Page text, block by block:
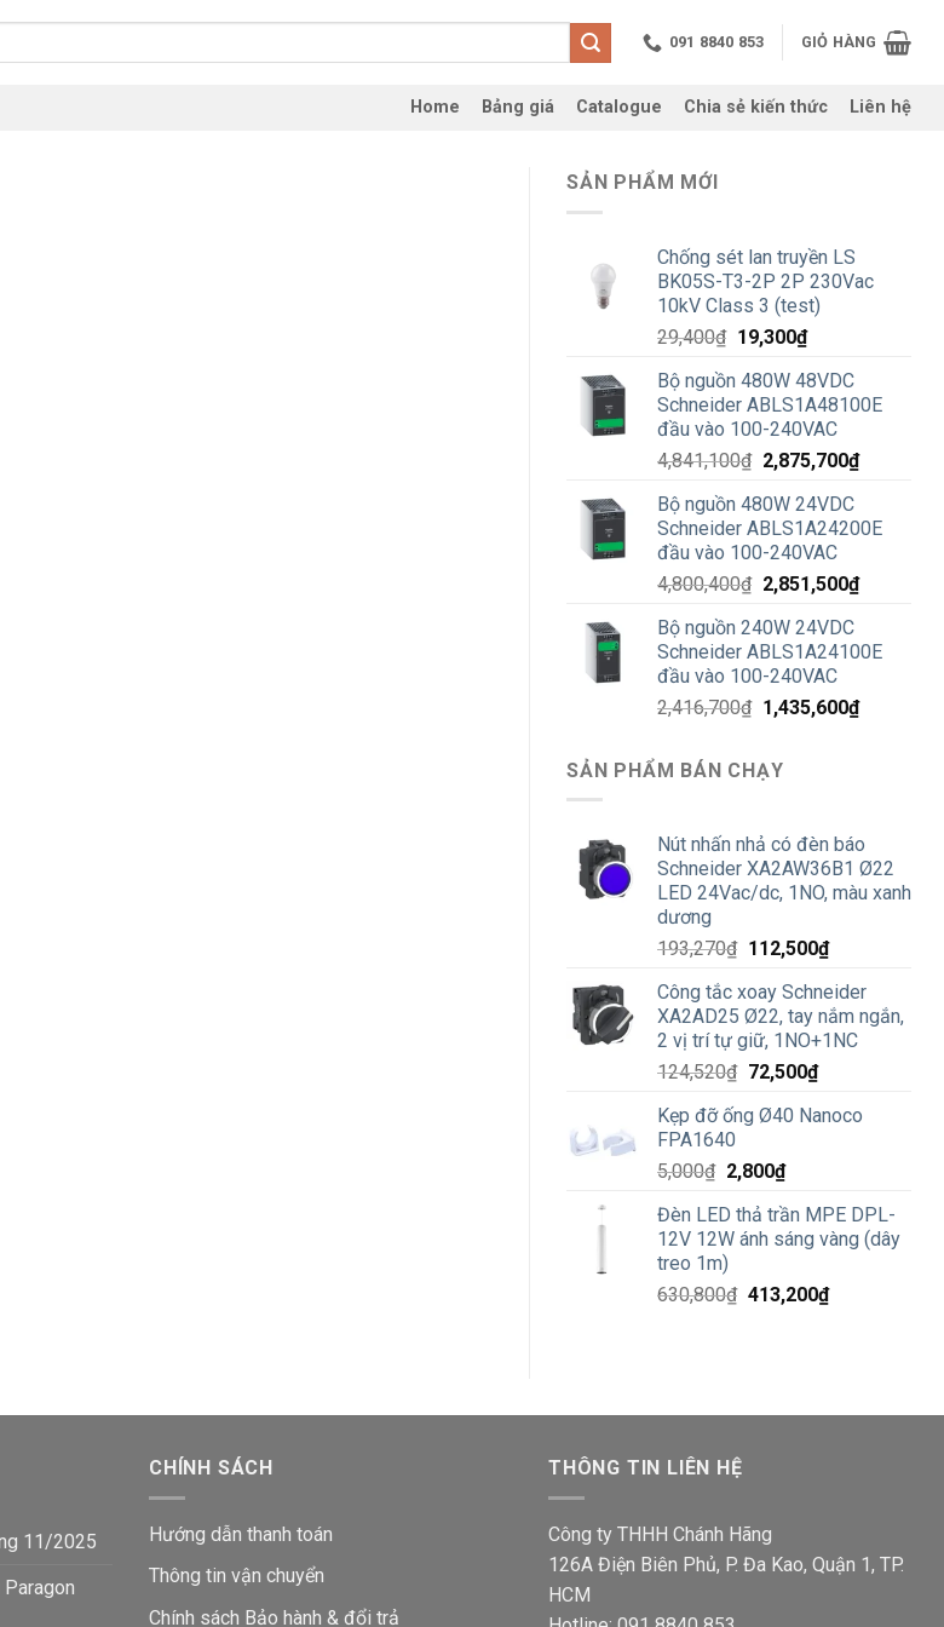
091 8840 853 GIỎ HÀNG
Home Bảng giá Catalogue Chia sẻ kiến thức Liên hệ
SẢN PHẨM MỚI
Chống sét lan truyền LS
BK05S-T3-2P 2P 230Vac
10kV Class 3 (test)
29,400₫ Giá
là:
29,400₫.
19,300₫Giá
tại
là:
19,300₫.
Bộ nguồn 480W 48VDC
Schneider ABLS1A48100E
đầu vào 100-240VAC
4,841,100₫ Giá
là:
4,841,100₫.
2,875,700₫Giá
là:
Bộ nguồn 480W 24VDC
Schneider ABLS1A24200E
đầu vào 100-240VAC
4,800,400₫ Giá
là:
4,800,400₫.
2,851,500₫Giá
là:
Bộ nguồn 240W 24VDC
Schneider ABLS1A24100E
đầu vào 100-240VAC
2,416,700₫ Giá
2,416,700₫.
1,435,600₫Giá
SẢN PHẨM BÁN CHẠY
Nút nhấn nhả có đèn báo
Schneider XA2AW36B1 Ø22
LED 24Vac/dc, 1NO, màu xanh
dương
193,270₫ Giá
là:
193,270₫.
112,500₫Giá
tại
là:
112,500₫.
Công tắc xoay Schneider
XA2AD25 Ø22, tay nắm ngắn,
2 vị trí tự giữ, 1NO+1NC
124,520₫ Giá
là:
72,500₫Giá
tại
Kẹp đỡ ống Ø40 Nanoco
FPA1640
5,000₫ Giá
là:
5,000₫.
2,800₫Giá
tại
là:
Đèn LED thả trần MPE DPL-
12V 12W ánh sáng vàng (dây
treo 1m)
630,800₫ Giá
413,200₫Giá
11/2025
CHÍNH SÁCH
Hướng dẫn thanh toán
Thông tin vận chuyển
Chính sách Bảo hành & đổi trả
THÔNG TIN LIÊN HỆ
Công ty THHH Chánh Hãng
126A Điện Biên Phủ, P. Đa Kao, Quận 1, TP.
HCM